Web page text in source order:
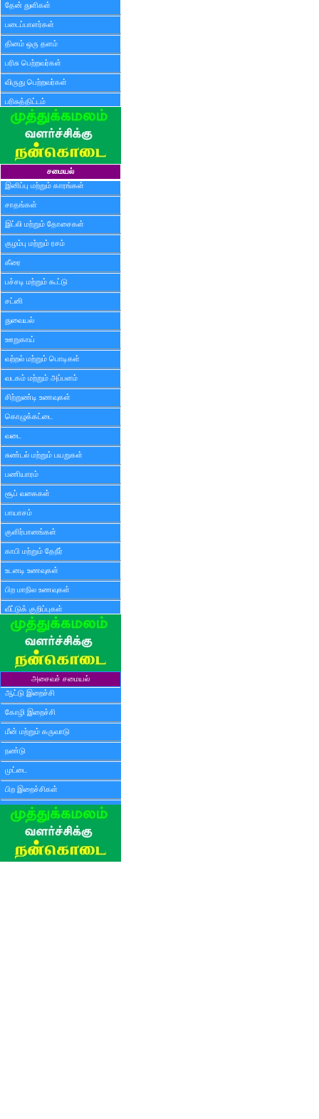
தேன் துளிகள்
படைப்பாளர்கள்
தினம் ஒரு தளம்
பரிசு பெற்றவர்கள்
விருது பெற்றவர்கள்
பரிசுத்திட்டம்
சமையல்
இனிப்பு மற்றும் காரங்கள்
சாதங்கள்
இட்லி மற்றும் தோசைகள்
குழம்பு மற்றும் ரசம்
கீரை
பச்சடி மற்றும் கூட்டு
சட்னி
துவையல்
ஊறுகாய்
வற்றல் மற்றும் பொடிகள்
வடகம் மற்றும் அப்பளம்
சிற்றுண்டி உணவுகள்
கொழுக்கட்டை
வடை
சுண்டல் மற்றும் பயறுகள்
பணியாரம்
சூப் வகைகள்
பாயாசம்
குளிர்பானங்கள்
காபி மற்றும் தேநீர்
உடனடி உணவுகள்
பிற மாநில உணவுகள்
வீட்டுக் குறிப்புகள்
அசைவச் சமையல்
ஆட்டு இறைச்சி
கோழி இறைச்சி
மீன் மற்றும் கருவாடு
நண்டு
முட்டை
பிற இறைச்சிகள்